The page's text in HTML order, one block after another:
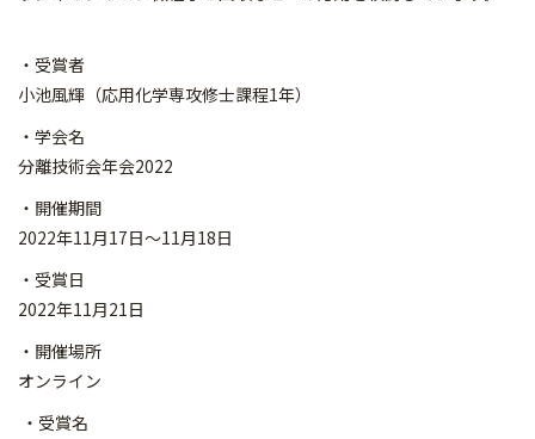
・受賞者
小池風輝（応用化学専攻修士課程1年）
・学会名
分離技術会年会2022
・開催期間
2022年11月17日～11月18日
・受賞日
2022年11月21日
・開催場所
オンライン
・受賞名